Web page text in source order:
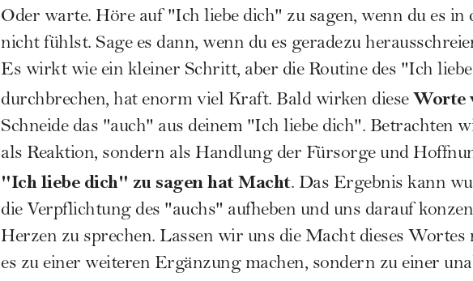
Oder warte. Höre auf "Ich liebe dich" zu sagen, wenn du es in
nicht fühlst. Sage es dann, wenn du es geradezu
Es wirkt wie ein kleiner Schritt, aber die Routine des "Ich
durchbrechen, hat enorm viel Kraft. Bald wirken diese Worte
Schneide das "auch" aus deinem "Ich liebe dich". Betrachten
als Reaktion, sondern als Handlung der Fürsorge und
"Ich liebe dich" zu sagen hat Macht. Das Ergebnis kann
die Verpflichtung des "auchs" aufheben und uns darauf
Herzen zu sprechen. Lassen wir uns die Macht dieses
es zu einer weiteren Ergänzung machen, sondern zu einer